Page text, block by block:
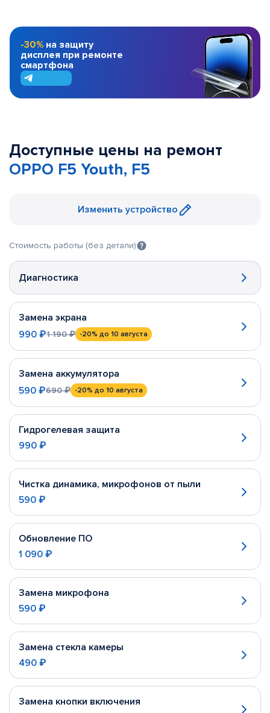
-30% на защиту
дисплея при ремонте
смартфона
Доступные цены на ремонт
OPPO F5 Youth, F5
Изменить устройство
Стоимость работы (без детали)
Диагностика
Замена экрана
990 ₽1 190 ₽ -20% до 10 августа
Замена аккумулятора
590 ₽690 ₽ -20% до 10 августа
Гидрогелевая защита
990 ₽
Чистка динамика, микрофонов от пыли
590 ₽
Обновление ПО
1 090 ₽
Замена микрофона
590 ₽
Замена стекла камеры
490 ₽
Замена кнопки включения